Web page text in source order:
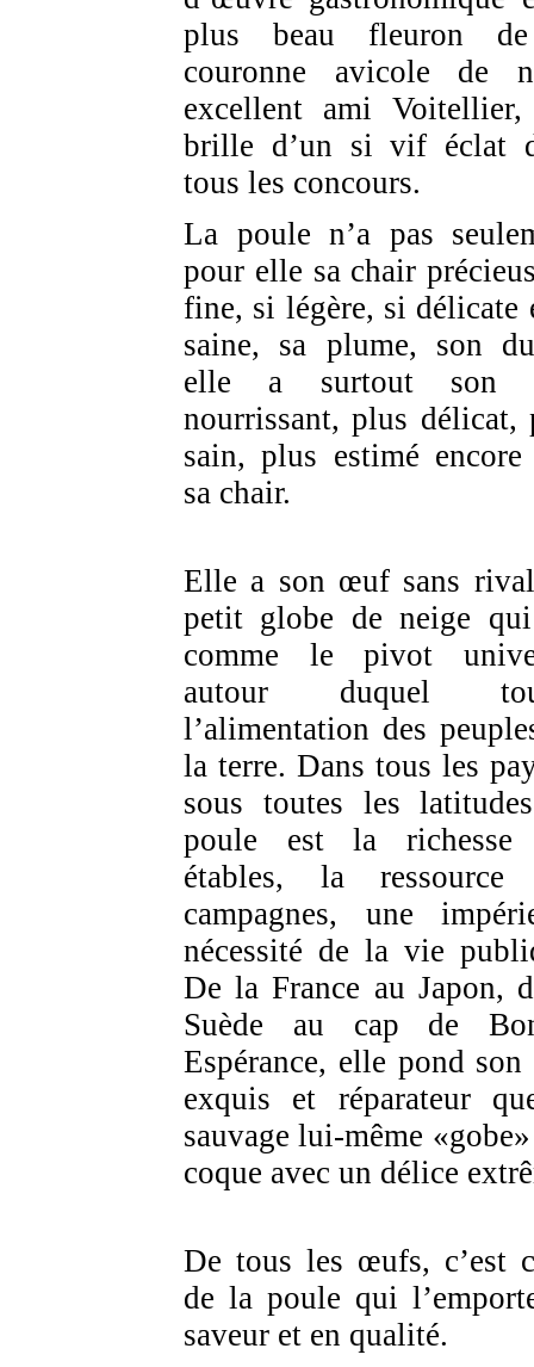
plus beau fleuron
couronne avicole de
excellent ami
brille d’un si vif éclat
tous les concours.
La poule n’a pas
pour elle sa chair
fine, si légère, si délicate
saine, sa plume, son
elle a surtout son
nourrissant, plus délicat,
sain, plus estimé encore
sa chair.
Elle a son œuf sans
petit globe de neige
comme le pivot
autour duquel
l’alimentation des
la terre. Dans tous les
sous toutes les
poule est la richesse
étables, la ressource
campagnes, une
nécessité de la vie
De la France au Japon,
Suède au cap de
Espérance, elle pond
exquis et réparateur
sauvage lui-même
coque avec un délice
De tous les œufs, c’est
de la poule qui
saveur et en qualité.